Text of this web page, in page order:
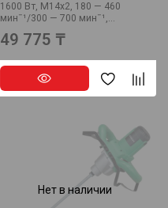
1600 Вт, М14х2, 180 — 460
минˉ¹/300 — 700 минˉ¹,...
49 775 ₸
Нет в наличии